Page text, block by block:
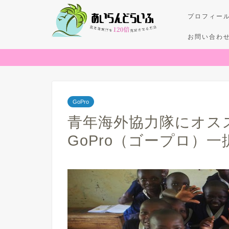
プロフィー
お問い合わ
GoPro
青年海外協力隊にオ
GoPro（ゴープロ）一